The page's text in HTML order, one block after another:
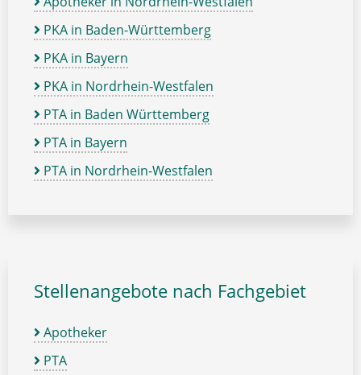
PKA in Baden-Württemberg
PKA in Bayern
PKA in Nordrhein-Westfalen
PTA in Baden Württemberg
PTA in Bayern
PTA in Nordrhein-Westfalen
Stellenangebote nach Fachgebiet
Apotheker
PTA